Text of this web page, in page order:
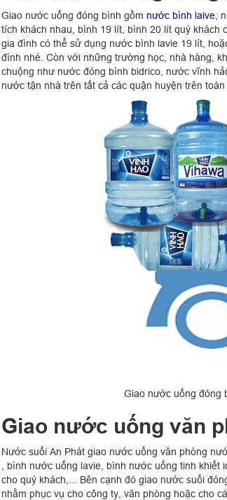
Giao nước uống đóng bình gồm nước bình laive,
tích khách nhau, bình 19 lít, bình 20 lít quý
gia đình có thể sử dụng nước bình lavie 19 lít,
đình nhé. Còn với những trường học, nhà hàng,
chuộng như nước đóng bình bidrico, nước vĩnh
nước tận nhà trên tất cả các quận huyện trên toàn
Giao nước uống đóng
Giao nước uống văn
Nước suối An Phát giao nước uống văn phòng
, bình nước uống lavie, bình nước uống tinh
cho quý khách,... Bên cạnh đó giao nước suối
nhằm phục vụ cho công ty, văn phòng hoặc cho